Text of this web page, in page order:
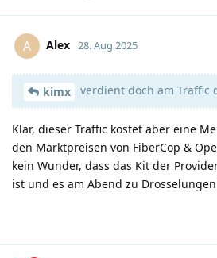
A Alex 28. Aug 2025
kimx verdient doch am Traffic
Klar, dieser Traffic kostet aber eine
den Marktpreisen von FiberCop &
kein Wunder, dass das Kit der
ist und es am Abend zu